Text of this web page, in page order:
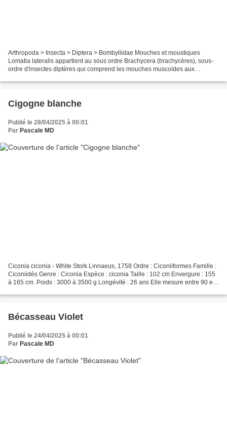
Arthropoda > Insecta > Diptera > Bombyliidae Mouches et moustiques
Lomatia lateralis appartient au sous ordre Brachycera (brachycères), sous-
ordre d'insectes diptères qui comprend les mouches muscoïdes aux
Cigogne blanche
Publié le 28/04/2025 à 00:01
Par Pascale MD
Ciconia ciconia - White Stork Linnaeus, 1758 Ordre : Ciconiiformes Famille :
Ciconiidés Genre : Ciconia Espèce : ciconia Taille : 102 cm Envergure : 155
à 165 cm. Poids : 3000 à 3500 g Longévité : 26 ans Elle mesure entre 90 et
Bécasseau Violet
Publié le 24/04/2025 à 00:01
Par Pascale MD